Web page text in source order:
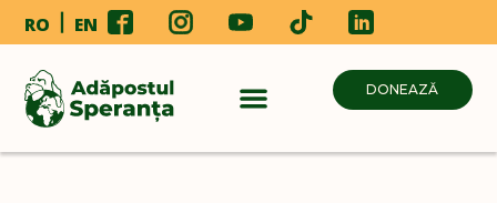
RO EN
DONEAZĂ